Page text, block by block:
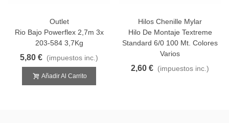
Outlet
Rio Bajo Powerflex 2,7m 3x
203-584 3,7Kg
5,80 € (impuestos inc.)
Añadir Al Carrito
Hilos Chenille Mylar
Hilo De Montaje Textreme
Standard 6/0 100 Mt. Colores
Varios
2,60 € (impuestos inc.)